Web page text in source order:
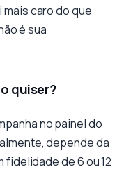
caro do que
é sua
quiser?
no painel do
depende da
fidelidade de 6 ou 12